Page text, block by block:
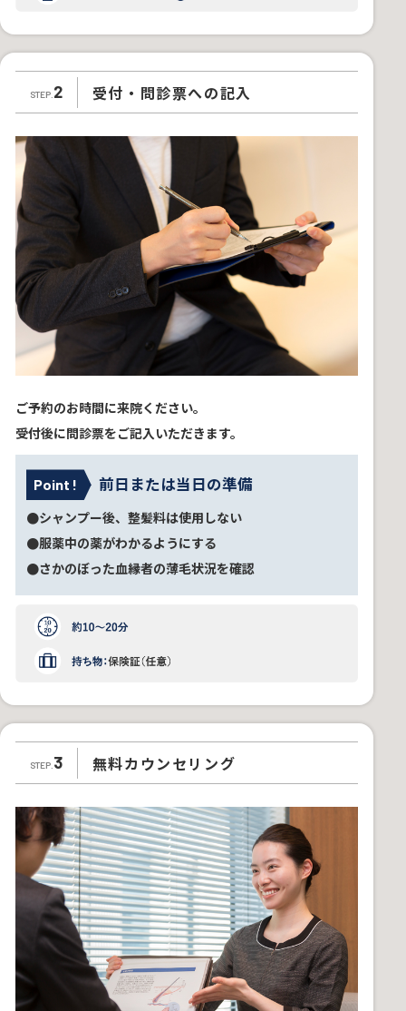
STEP.2 受付・問診票への記入
ご予約のお時間に来院ください。
受付後に問診票をご記入いただきます。
Point ! 前日または当日の準備
●シャンプー後、整髪料は使用しない
●服薬中の薬がわかるようにする
●さかのぼった血縁者の薄毛状況を確認
STEP. 3 無料カウンセリング